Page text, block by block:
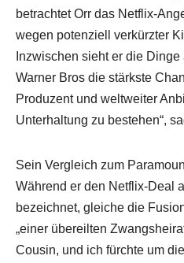
betrachtet Orr das Netflix-
wegen potenziell verkürzter
Inzwischen sieht er die
Warner Bros die stärkste
Produzent und weltweiter
Unterhaltung zu bestehen“,
Sein Vergleich zum
Während er den Netflix-Deal
bezeichnet, gleiche die
„einer übereilten
Cousin, und ich fürchte um